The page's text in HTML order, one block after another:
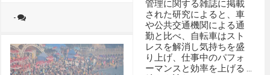
-
管理に関する雑誌に掲載
された研究によると、車
や公共交通機関による通
勤と比べ、自転車はスト
レスを解消し気持ちを盛
り上げ、仕事中のパフォ
ーマンスと効率を上げる …